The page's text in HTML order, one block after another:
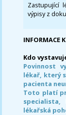
Zastupující
výpisy z
INFORMACE
Kdo
Povinnost
lékař, který
pacienta
Toto platí
lékařská